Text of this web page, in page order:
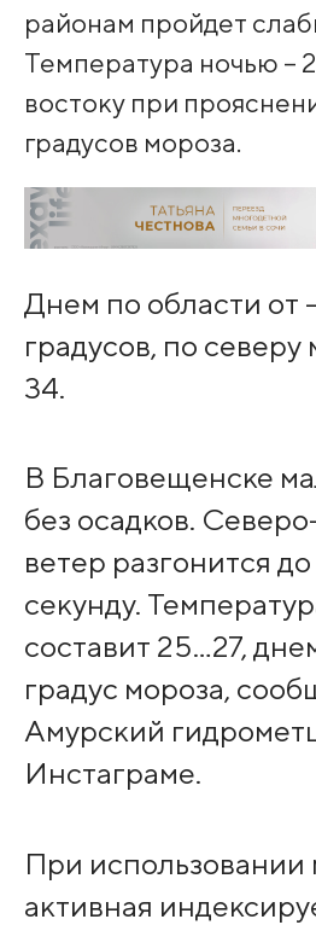
районам пройдет
Температура ночью –
востоку при
градусов мороза.
Днем по области от
градусов, по
34.
В Благовещенске
без осадков.
ветер разгонится
секунду.
составит 25…27,
градус мороза,
Амурский
Инстаграме.
При использовании
активная